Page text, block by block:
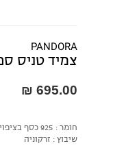
PANDORA
צמיד טניס
695.00 ₪
חומר : 925 כסף בציפוי זהב K14
שיבוץ : זרקוניה